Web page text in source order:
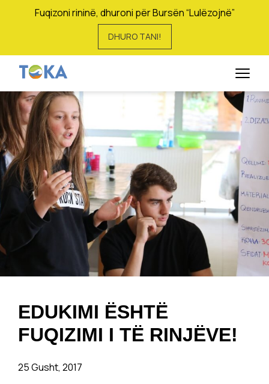
Fuqizoni rininë, dhuroni për Bursën “Lulëzojnë”
DHURO TANI!
EDUKIMI ËSHTË
FUQIZIMI I TË RINJËVE!
25 Gusht, 2017